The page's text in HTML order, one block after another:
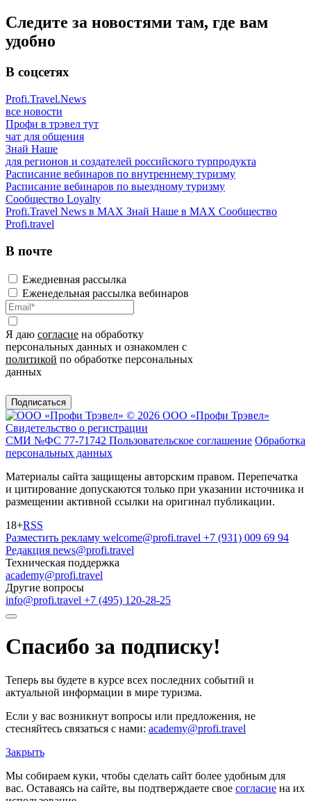
Следите за новостями там, где вам
удобно
В соцсетях
Profi.Travel.News
все новости
Профи в трэвел тут
чат для общения
Знай Наше
для регионов и создателей российского турпродукта
Расписание вебинаров по внутреннему туризму
Расписание вебинаров по выездному туризму
Сообщество Loyalty
Profi.Travel News в MAX Знай Наше в MAX Сообщество
Profi.travel
В почте
Ежедневная рассылка
Еженедельная рассылка вебинаров
Я даю согласие на обработку
персональных данных и ознакомлен с
политикой по обработке персональных
данных
Подписаться
© 2026 ООО «Профи Трэвeл»
Свидетельство о регистрации
СМИ №ФС 77-71742 Пользовательское соглашение Обработка
персональных данных
Материалы сайта защищены авторским правом. Перепечатка
и цитирование допускаются только при указании источника и
размещении активной ссылки на оригинал публикации.
18+RSS
Разместить рекламу welcome@profi.travel +7 (931) 009 69 94
Редакция news@profi.travel
Техническая поддержка
academy@profi.travel
Другие вопросы
info@profi.travel +7 (495) 120-28-25
Спасибо за подписку!
Теперь вы будете в курсе всех последних событий и
актуальной информации в мире туризма.
Если у вас возникнут вопросы или предложения, не
стесняйтесь связаться с нами: academy@profi.travel
Закрыть
Мы собираем куки, чтобы сделать сайт более удобным для
вас. Оставаясь на сайте, вы подтверждаете свое согласие на их